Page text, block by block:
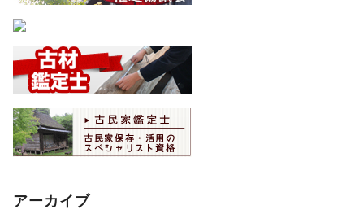
アーカイブ